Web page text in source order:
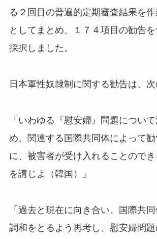
る２回目の普遍的定期審査結果を
としてまとめ、１７４項目の勧告
採択しました。
日本軍性奴隷制に関する勧告は、次
「いわゆる『慰安婦』問題につい
め、関連する国際共同体によって勧
に、被害者が受け入れることので
を講じよ（韓国）」
「過去と現在に向き合い、国際共
調和をとるよう再考し、慰安婦問